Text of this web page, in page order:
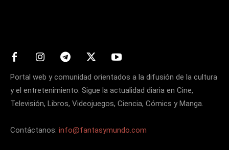
Portal web y comunidad orientados a la difusión de la cultura
y el entretenimiento. Sigue la actualidad diaria en Cine,
Televisión, Libros, Videojuegos, Ciencia, Cómics y Manga.
Contáctanos: info@fantasymundo.com